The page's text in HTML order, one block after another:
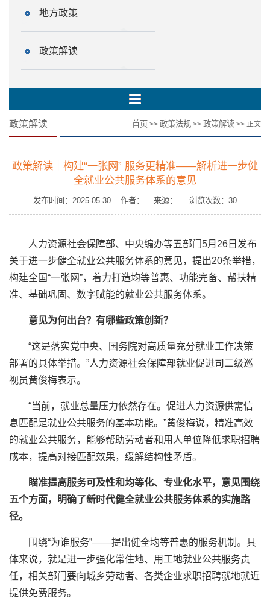
地方政策
政策解读
政策解读 首页 >> 政策法规 >> 政策解读 >> 正文
政策解读｜构建“一张网” 服务更精准——解析进一步健
全就业公共服务体系的意见
发布时间：2025-05-30 作者： 来源： 浏览次数： 30
人力资源社会保障部、中央编办等五部门5月26日发布
关于进一步健全就业公共服务体系的意见，提出20条举措，
构建全国“一张网”，着力打造均等普惠、功能完备、帮扶精
准、基础巩固、数字赋能的就业公共服务体系。
意见为何出台？有哪些政策创新？
“这是落实党中央、国务院对高质量充分就业工作决策
部署的具体举措。”人力资源社会保障部就业促进司二级巡
视员黄俊梅表示。
“当前，就业总量压力依然存在。促进人力资源供需信
息匹配是就业公共服务的基本功能。”黄俊梅说，精准高效
的就业公共服务，能够帮助劳动者和用人单位降低求职招聘
成本，提高对接匹配效果，缓解结构性矛盾。
瞄准提高服务可及性和均等化、专业化水平，意见围绕
五个方面，明确了新时代健全就业公共服务体系的实施路
径。
围绕“为谁服务”——提出健全均等普惠的服务机制。具
体来说，就是进一步强化常住地、用工地就业公共服务责
任，相关部门要向城乡劳动者、各类企业求职招聘就地就近
提供免费服务。